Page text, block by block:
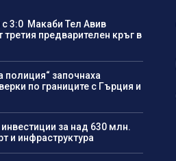
3:0 Макаби Тел Авив
третия предварителен кръг в
полиция“ започнаха
по границите с Гърция и
за над 630 млн.
и инфраструктура